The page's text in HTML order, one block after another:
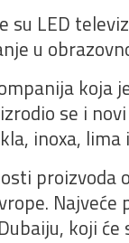
su LED
u
koja
se i
inoxa, lima
proizvoda
koji